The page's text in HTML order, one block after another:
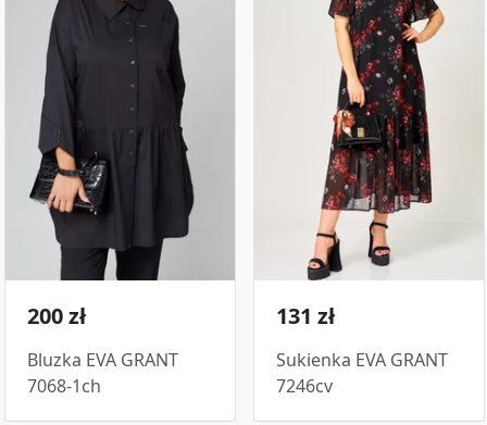
200 zł
Bluzka EVA GRANT
7068-1ch
131 zł
Sukienka EVA GRANT
7246cv